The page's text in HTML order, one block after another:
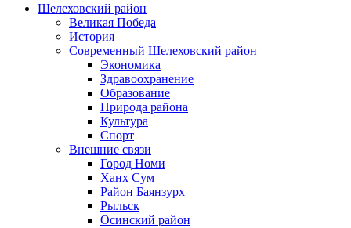
Шелеховский район
Великая Победа
История
Современный Шелеховский район
Экономика
Здравоохранение
Образование
Природа района
Культура
Спорт
Внешние связи
Город Номи
Ханх Сум
Район Баянзурх
Рыльск
Осинский район